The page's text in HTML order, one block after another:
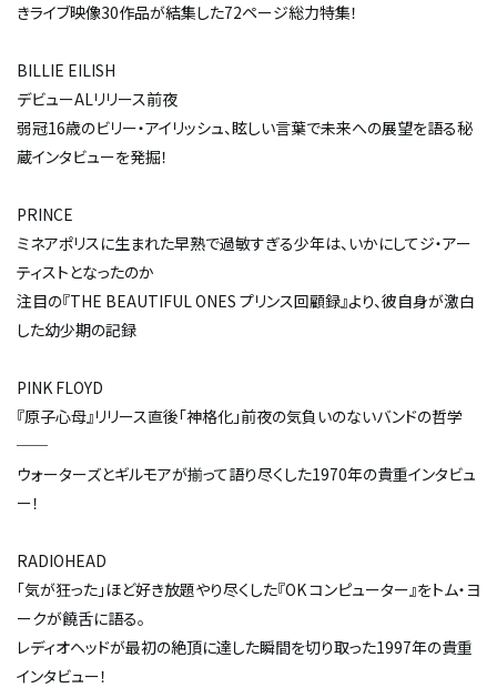
きライブ映像30作品が結集した72ページ総力特集！
BILLIE EILISH
デビューALリリース前夜――
弱冠16歳のビリー・アイリッシュ、眩しい言葉で未来への展望を語る秘
蔵インタビューを発掘！
PRINCE
ミネアポリスに生まれた早熟で過敏すぎる少年は、いかにしてジ・アー
ティストとなったのか――
注目の『THE BEAUTIFUL ONES プリンス回顧録』より、彼自身が激白
した幼少期の記録
PINK FLOYD
『原子心母』リリース直後「神格化」前夜の気負いのないバンドの哲学
──
ウォーターズとギルモアが揃って語り尽くした1970年の貴重インタビュ
ー！
RADIOHEAD
「気が狂った」ほど好き放題やり尽くした『OK コンピューター』をトム・ヨ
ークが饒舌に語る。
レディオヘッドが最初の絶頂に達した瞬間を切り取った1997年の貴重
インタビュー！